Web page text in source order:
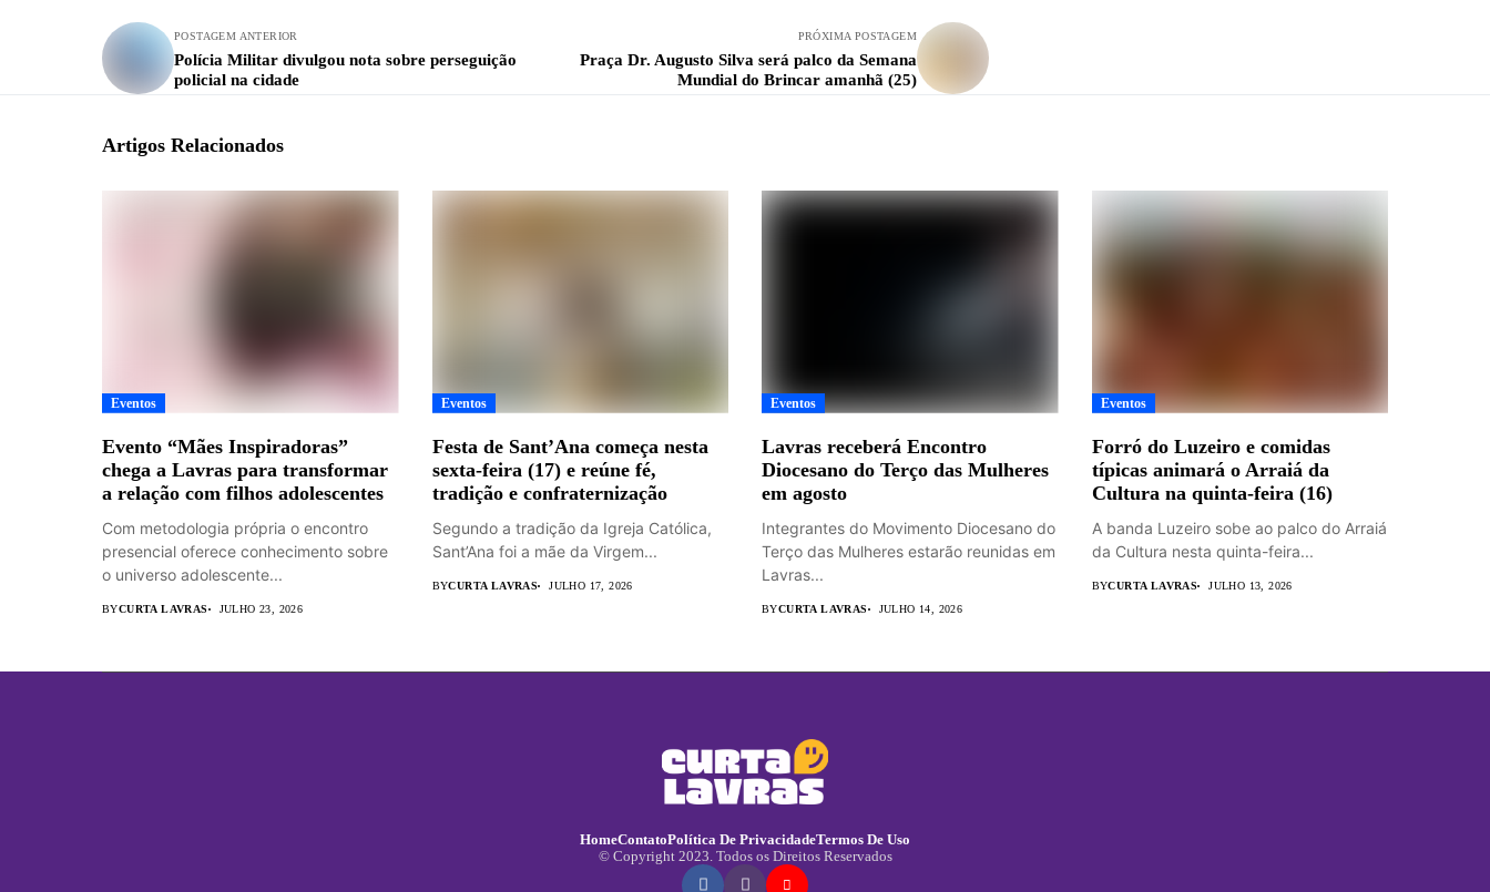
POSTAGEM ANTERIOR
Polícia Militar divulgou nota sobre perseguição
policial na cidade
PRÓXIMA POSTAGEM
Praça Dr. Augusto Silva será palco da Semana
Mundial do Brincar amanhã (25)
Artigos Relacionados
Eventos
Evento “Mães Inspiradoras”
chega a Lavras para transformar
a relação com filhos adolescentes
Com metodologia própria o encontro
presencial oferece conhecimento sobre
o universo adolescente...
BYCURTA LAVRAS JULHO 23, 2026
Eventos
Festa de Sant’Ana começa nesta
sexta-feira (17) e reúne fé,
tradição e confraternização
Segundo a tradição da Igreja Católica,
Sant’Ana foi a mãe da Virgem...
BYCURTA LAVRAS JULHO 17, 2026
Eventos
Lavras receberá Encontro
Diocesano do Terço das Mulheres
em agosto
Integrantes do Movimento Diocesano do
Terço das Mulheres estarão reunidas em
Lavras...
BYCURTA LAVRAS JULHO 14, 2026
Eventos
Forró do Luzeiro e comidas
típicas animará o Arraiá da
Cultura na quinta-feira (16)
A banda Luzeiro sobe ao palco do Arraiá
da Cultura nesta quinta-feira...
BYCURTA LAVRAS JULHO 13, 2026
HomeContatoPolítica De PrivacidadeTermos De Uso
© Copyright 2023. Todos os Direitos Reservados